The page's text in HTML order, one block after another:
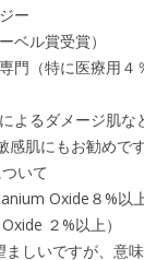
ー
ベル賞受賞）
門（特に医療用４
よるダメージ肌
肌にもお勧めです
いて
Oxide８%以上
２%以上）
ましいですが、意